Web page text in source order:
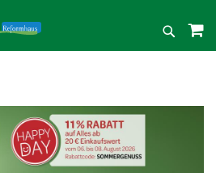
Suche